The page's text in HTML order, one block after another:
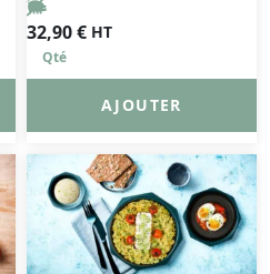
32,90€ HT
AJOUTER